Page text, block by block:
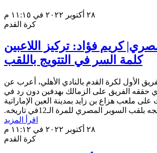
٢٨ أكتوبر ٢٠٢٢ في ١١:١٥ م
كرة القدم
كريم فؤاد: تركيز اللاعبين
كلمة السر في التتويج باللقب
الأول لكرة القدم بالنادي الأهلي، أعرب عن
‏حققه الفريق على الزمالك بهدفين دون رد في
على ملعب هزاع بن زايد ‏بمدينة العين الإماراتية
بلقب السوبر المصري للمرة الـ12في تاريخه.‏
اقرأ المزيد
٢٨ أكتوبر ٢٠٢٢ في ١١:١٢ م
كرة القدم